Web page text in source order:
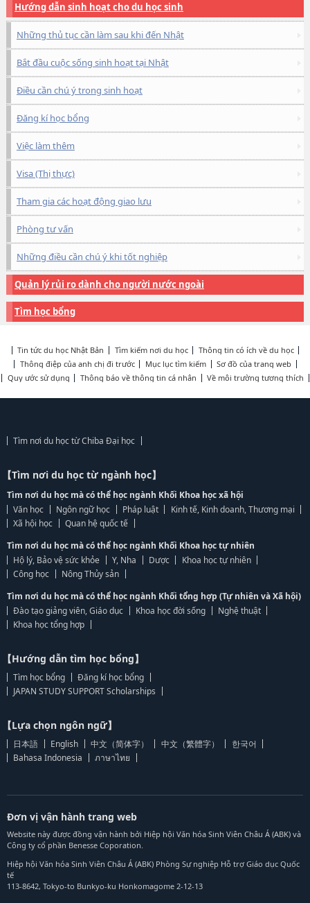
Hướng dẫn sinh hoạt cho du học sinh
Những thủ tục cần làm sau khi đến Nhật
Bắt đầu cuộc sống sinh hoạt tại Nhật
Điều cần chú ý trong sinh hoạt
Đăng kí học bổng
Việc làm thêm
Visa (Thị thực)
Tham gia các hoạt động giao lưu
Phòng tư vấn
Những điều cần chú ý khi tốt nghiệp
Quản lý rủi ro dành cho người nước ngoài
Tìm học bổng
Tin tức du học Nhật Bản Tìm kiếm nơi du học
Thông tin có ích về du học
Thông điệp của anh chị đi trước
Mục lục tìm kiếm
Sơ đồ của trang web
Quy ước sử dụng
Thông báo về thông tin cá nhân Về môi trường tương thích
Tìm nơi du học từ Chiba Đại học
【Tìm nơi du học từ ngành học】
Tìm nơi du học mà có thể học ngành Khối Khoa học xã hội
Văn học
Ngôn ngữ học Pháp luật
Kinh tế, Kinh doanh, Thương mại
Xã hội học
Quan hệ quốc tế
Tìm nơi du học mà có thể học ngành Khối Khoa học tự nhiên
Hộ lý, Bảo vệ sức khỏe
Y, Nha Dược
Khoa học tự nhiên
Công học
Nông Thủy sản
Tìm nơi du học mà có thể học ngành Khối tổng hợp (Tự nhiên và Xã hội)
Đào tạo giảng viên, Giáo dục
Khoa học đời sống
Nghệ thuật
Khoa học tổng hợp
【Hướng dẫn tìm học bổng】
Tìm học bổng
Đăng kí học bổng
JAPAN STUDY SUPPORT Scholarships
【Lựa chọn ngôn ngữ】
日本語 English 中文（简体字） 中文（繁體字）
한국어
Bahasa Indonesia
ภาษาไทย
Đơn vị vận hành trang web
Website này được đồng vận hành bởi Hiệp hội Văn hóa Sinh Viên Châu Á (ABK) và
Công ty cổ phần Benesse Coporation.
Hiệp hội Văn hóa Sinh Viên Châu Á (ABK) Phòng Sự nghiệp Hỗ trợ Giáo dục Quốc
tế
113-8642, Tokyo-to Bunkyo-ku Honkomagome 2-12-13